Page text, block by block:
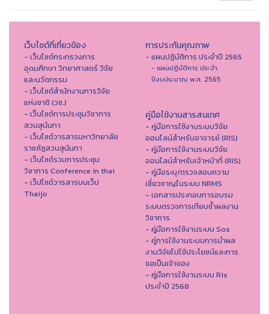
เว็บไซต์ที่เกี่ยวข้อง
- เว็บไซต์กระทรวงการ
อุดมศึกษา วิทยาศาสตร์ วิจัย
และนวัตกรรม
- เว็บไซต์สำนักงานการวิจัย
แห่งชาติ (วช.)
- เว็บไซต์การประชุมวิชาการ
สวนสุนันทา
- เว็บไซต์วารสารมหาวิทยาลัย
ราชภัฏสวนสุนันทา
- เว็บไซต์รวมการประชุม
วิชาการ Conference in thai
- เว็ปไซต์วารสารบนเว็ป
Thaijo
การประกันคุณภาพ
- แผนปฏิบัติการ ประจำปี 2565
- แผนปฏิบัติการ ประจำ
ปีงบประมาณ พ.ศ. 2565
คู่มือใช้งานสารสนเทศ
- คู่มือการใช้งานระบบวิจัย
ออนไลน์สำหรับอาจารย์ (RIS)
- คู่มือการใช้งานระบบวิจัย
ออนไลน์สำหรับเจ้าหน้าที่ (RIS)
- คู่มือระบุ/ตรวจสอบความ
เชี่ยวชาญในระบบ NRMS
- เอกสารประกอบการอบรม
ระบบตรวจการเทียบซ้ำผลงาน
วิชาการ
- คู่มือการใช้งานระบบ Sos
- คู่การใช้งานระบบการนำผล
งานวิจัยไปใช้ประโยชน์และการ
ขอเป็นเจ้าของ
- คู่มือการใช้งานระบบ Ris
ประจำปี 2568